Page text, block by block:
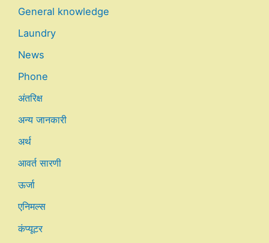
General knowledge
Laundry
News
Phone
अंतरिक्ष
अन्य जानकारी
अर्थ
आवर्त सारणी
ऊर्जा
एनिमल्स
कंप्यूटर